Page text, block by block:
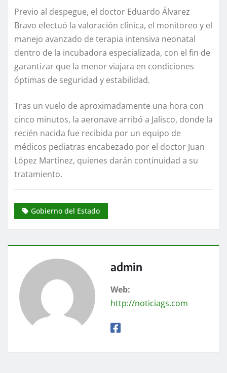
Previo al despegue, el doctor Eduardo Álvarez
Bravo efectuó la valoración clínica, el monitoreo y el
manejo avanzado de terapia intensiva neonatal
dentro de la incubadora especializada, con el fin de
garantizar que la menor viajara en condiciones
óptimas de seguridad y estabilidad.
Tras un vuelo de aproximadamente una hora con
cinco minutos, la aeronave arribó a Jalisco, donde la
recién nacida fue recibida por un equipo de
médicos pediatras encabezado por el doctor Juan
López Martínez, quienes darán continuidad a su
tratamiento.
Gobierno del Estado
admin
Web:
http://noticiags.com